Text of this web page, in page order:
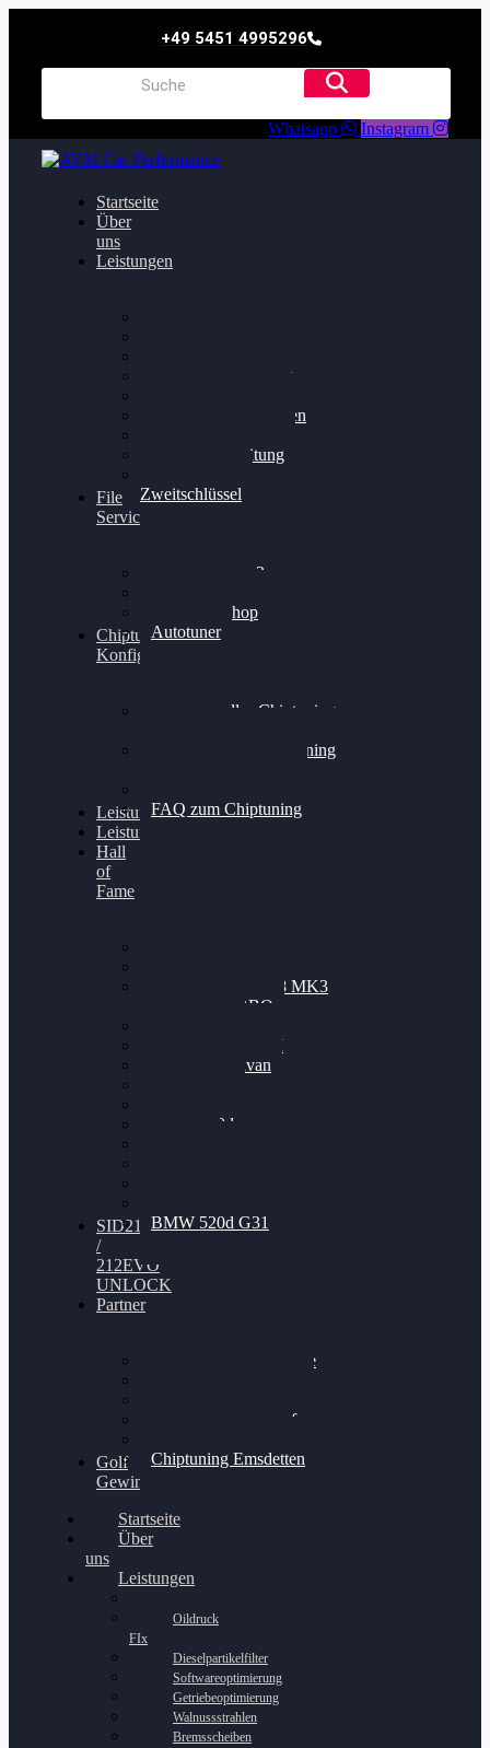
+49 5451 4995296
Whatsapp Instagram
Startseite
Über
uns
Leistungen
Getriebeoptimierung
Bremsscheiben planen
Felgenaufbereitung
Zweitschlüssel
File
Service
Alientech Kess3
Alientech Shop
Autotuner
Chiptuning
Konfigurator
Professionelles Chiptuning
Professionelles Chiptuning
FAQ zum Chiptuning
Leistungsmessung
Leistungsprüfstand
Hall
of
Fame
Nissan GT-R35 3.8 MK3
V6 TWINTURBO
VW Passat 2.0TDI
VW T6 Multivan
BMW 120d
BMW 520d G31
SID212
/
212EVO
UNLOCK
Partner
Bilgenroth Performance
Chiptuning Schüttorf
Chiptuning Emsdetten
Golf
Gewinnspiel
Startseite
Über
uns
Leistungen
Oildruck
FIx
Dieselpartikelfilter
Softwareoptimierung
Getriebeoptimierung
Walnussstrahlen
Bremsscheiben